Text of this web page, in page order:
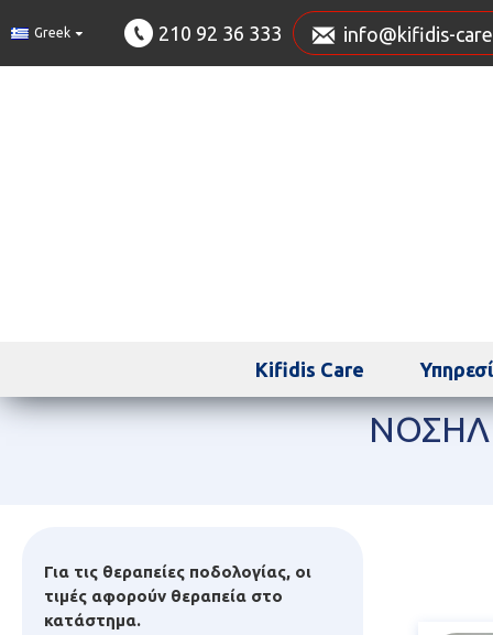
Greek 210 92 36 333 info@kifidis-
Kifidis Care
Για τις θεραπείες ποδολογίας, οι
τιμές αφορούν θεραπεία στο
κατάστημα.